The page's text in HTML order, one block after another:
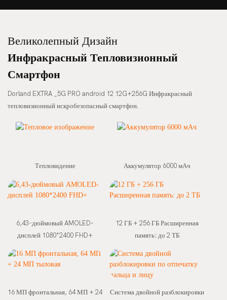
Великолепный Дизайн
Инфракрасный Тепловизионный
Смартфон
Dorland EXTRA _5G PRO android 12 12G+256G Инфракрасный
тепловизионный искробезопасный смартфон.
Тепловидение Аккумулятор 6000 мАч
6,43-дюймовый AMOLED-
дисплей 1080*2400 FHD+
12 ГБ + 256 ГБ Расширенная
память: до 2 ТБ
16 МП фронтальная, 64 МП + 24
Система двойной разблокировки